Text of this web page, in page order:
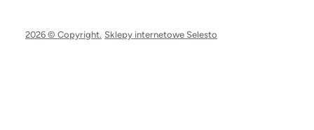
2026 © Copyright. Sklepy internetowe Selesto